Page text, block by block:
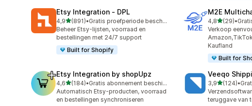
Etsy Integration ‑ DPL
4,9van 5 sterren
(891)
891 recensies in totaal
•
Gratis proefperiode beschikbaar
Beheer Etsy-lijsten, voorraad en
bestellingen met 24/7 support
Built for Shopify
M2E
4,8van 5
(29)
29 recensies in
•
Verkoop
Kaufland
Built for
Etsy Integration by shopUpz
4,6van 5 sterren
(184)
184 recensies in totaal
•
Gratis abonnement beschikbaar
Automatisch Etsy-producten, voorraad
en bestellingen synchroniseren
Veeqo
3,9van 5
(124)
124 recensies
•
teruggave van